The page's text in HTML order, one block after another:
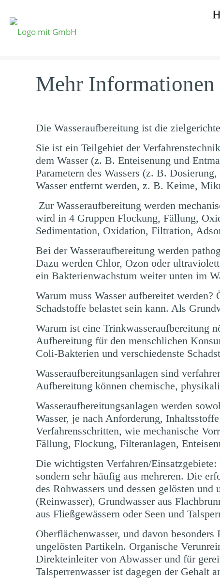
Mehr Informationen
Die Wasseraufbereitung ist die
Sie ist ein Teilgebiet der
dem Wasser (z. B. Enteisenung und
Parametern des Wassers (z. B.
Wasser entfernt werden, z. B. Keime,
Zur Wasseraufbereitung werden
wird in 4 Gruppen Flockung, Fällung,
Sedimentation, Oxidation, Filtration,
Bei der Wasseraufbereitung werden
Dazu werden Chlor, Ozon oder
ein Bakterienwachstum weiter unten im
Warum muss Wasser aufbereitet
Schadstoffe belastet sein kann. Als
Warum ist eine Trinkwasseraufbereitung
Aufbereitung für den menschlichen
Coli-Bakterien und verschiedenste
Wasseraufbereitungsanlagen sind
Aufbereitung können chemische,
Wasseraufbereitungsanlagen werden
Wasser, je nach Anforderung,
Verfahrensschritten, wie mechanische
Fällung, Flockung, Filteranlagen,
Die wichtigsten Verfahren/Einsatzgebiete:
sondern sehr häufig aus mehreren. Die
des Rohwassers und dessen gelösten
(Reinwasser), Grundwasser aus
aus Fließgewässern oder Seen und
Oberflächenwasser, und davon
ungelösten Partikeln. Organische
Direkteinleiter von Abwasser und für
Talsperrenwasser ist dagegen der Gehalt